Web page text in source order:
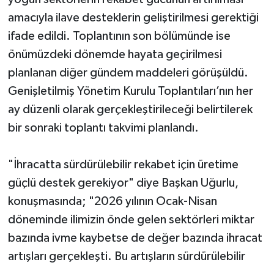
amacıyla ilave desteklerin geliştirilmesi gerektiği
ifade edildi. Toplantının son bölümünde ise
önümüzdeki dönemde hayata geçirilmesi
planlanan diğer gündem maddeleri görüşüldü.
Genişletilmiş Yönetim Kurulu Toplantıları’nın her
ay düzenli olarak gerçekleştirileceği belirtilerek
bir sonraki toplantı takvimi planlandı.
"İhracatta sürdürülebilir rekabet için üretime
güçlü destek gerekiyor" diye Başkan Uğurlu,
konuşmasında; "2026 yılının Ocak-Nisan
döneminde ilimizin önde gelen sektörleri miktar
bazında ivme kaybetse de değer bazında ihracat
artışları gerçekleşti. Bu artışların sürdürülebilir